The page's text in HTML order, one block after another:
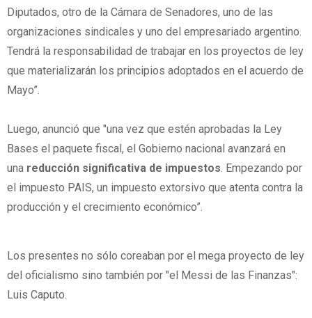
Diputados, otro de la Cámara de Senadores, uno de las
organizaciones sindicales y uno del empresariado argentino.
Tendrá la responsabilidad de trabajar en los proyectos de ley
que materializarán los principios adoptados en el acuerdo de
Mayo”.
Luego, anunció que "una vez que estén aprobadas la Ley
Bases el paquete fiscal, el Gobierno nacional avanzará en
una reducción significativa de impuestos . Empezando por
el impuesto PAIS, un impuesto extorsivo que atenta contra la
producción y el crecimiento económico”.
Los presentes no sólo coreaban por el mega proyecto de ley
del oficialismo sino también por "el Messi de las Finanzas":
Luis Caputo.